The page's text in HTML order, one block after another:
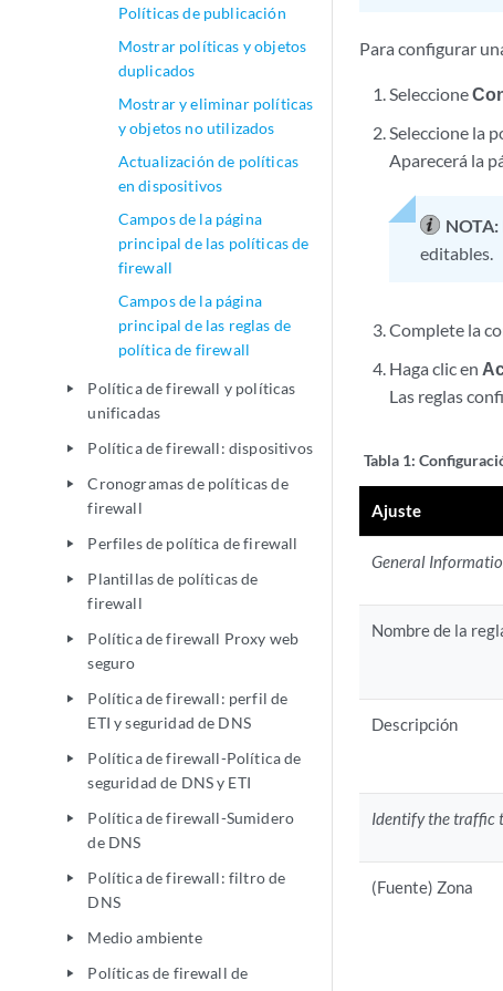
Políticas de publicación
Mostrar políticas y objetos
duplicados
Mostrar y eliminar políticas
y objetos no utilizados
Actualización de políticas
en dispositivos
Campos de la página
principal de las políticas de
firewall
Campos de la página
principal de las reglas de
política de firewall
play_arrow
Política de firewall y políticas
unificadas
play_arrow Política de firewall: dispositivos
play_arrow
Cronogramas de políticas de
firewall
play_arrow Perfiles de política de firewall
play_arrow
Plantillas de políticas de
firewall
play_arrow
Política de firewall Proxy web
seguro
play_arrow
Política de firewall: perfil de
ETI y seguridad de DNS
play_arrow
Política de firewall-Política de
seguridad de DNS y ETI
play_arrow
Política de firewall-Sumidero
de DNS
play_arrow
Política de firewall: filtro de
DNS
play_arrow Medio ambiente
play_arrow
Políticas de firewall de
Para configurar
Seleccione
Seleccione la
Aparecerá la
NOTA:
editables.
Complete la
Haga clic en
Las reglas
Tabla 1:
Ajuste
General
Nombre de la
Descripción
Identify the traffic
(Fuente) Zona